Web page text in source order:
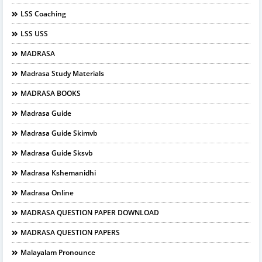
LSS Coaching
LSS USS
MADRASA
Madrasa Study Materials
MADRASA BOOKS
Madrasa Guide
Madrasa Guide Skimvb
Madrasa Guide Sksvb
Madrasa Kshemanidhi
Madrasa Online
MADRASA QUESTION PAPER DOWNLOAD
MADRASA QUESTION PAPERS
Malayalam Pronounce